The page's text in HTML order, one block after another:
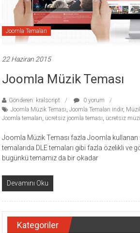
ücretli
temalar,
wordpress
temaları,
theme
sitesi.
Joomla Temaları
22 Haziran 2015
Joomla Müzik Teması
Gönderen: kralscript
0 yorum
Joomla Müzik Teması,Joomla Temaları indir,
Joomla temaları, ücretsiz joomla teması, ücretsiz
Joomla Müzik Teması fazla Joomla
temalarıda DLE temaları gibi fazla özelikli ve
bugünkü temamız da bir okadar
Devamını Oku
Kategoriler